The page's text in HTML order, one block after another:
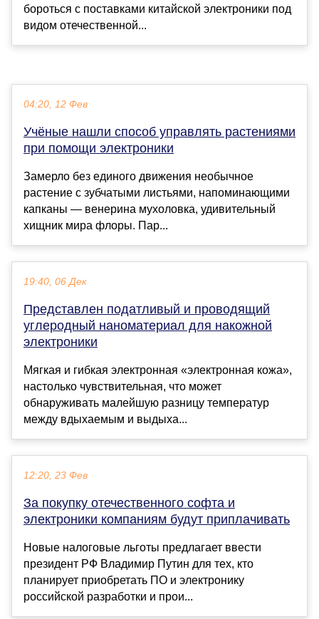
бороться с поставками китайской электроники под
видом отечественной...
04:20, 12 Фев
Учёные нашли способ управлять растениями
при помощи электроники
Замерло без единого движения необычное
растение с зубчатыми листьями, напоминающими
капканы — венерина мухоловка, удивительный
хищник мира флоры. Пар...
19:40, 06 Дек
Представлен податливый и проводящий
углеродный наноматериал для накожной
электроники
Мягкая и гибкая электронная «электронная кожа»,
настолько чувствительная, что может
обнаруживать малейшую разницу температур
между вдыхаемым и выдыха...
12:20, 23 Фев
За покупку отечественного софта и
электроники компаниям будут приплачивать
Новые налоговые льготы предлагает ввести
президент РФ Владимир Путин для тех, кто
планирует приобретать ПО и электронику
российской разработки и прои...